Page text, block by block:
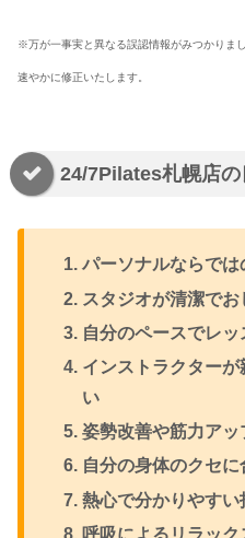
※万が一事実と異なる誤認情報がみつかりま
速やかに修正いたします。
24/7Pilates札幌店の
パーソナルならで
スタジオが清潔でお
自分のペースでレ
インストラクター
い
姿勢改善や筋力アッ
自分の身体のクセ
熱心で分かりやすい
呼吸によるリラッ